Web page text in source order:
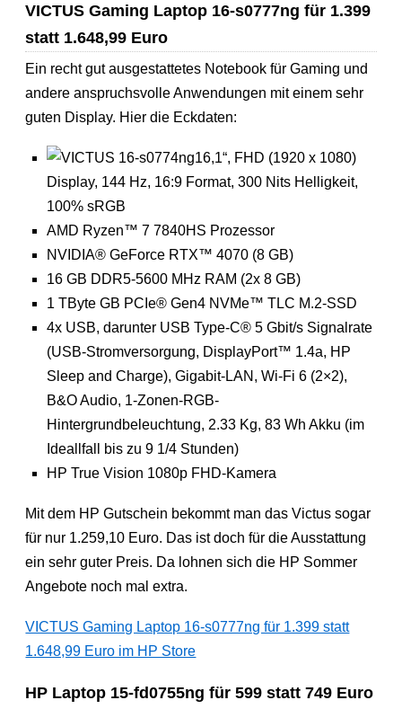
VICTUS Gaming Laptop 16-s0777ng für 1.399
statt 1.648,99 Euro
Ein recht gut ausgestattetes Notebook für Gaming und
andere anspruchsvolle Anwendungen mit einem sehr
guten Display. Hier die Eckdaten:
16,1“, FHD (1920 x 1080)
Display, 144 Hz, 16:9 Format, 300 Nits Helligkeit,
100% sRGB
AMD Ryzen™ 7 7840HS Prozessor
NVIDIA® GeForce RTX™ 4070 (8 GB)
16 GB DDR5-5600 MHz RAM (2x 8 GB)
1 TByte GB PCIe® Gen4 NVMe™ TLC M.2-SSD
4x USB, darunter USB Type-C® 5 Gbit/s Signalrate
(USB-Stromversorgung, DisplayPort™ 1.4a, HP
Sleep and Charge), Gigabit-LAN, Wi-Fi 6 (2×2),
B&O Audio, 1-Zonen-RGB-
Hintergrundbeleuchtung, 2.33 Kg, 83 Wh Akku (im
Ideallfall bis zu 9 1/4 Stunden)
HP True Vision 1080p FHD-Kamera
Mit dem HP Gutschein bekommt man das Victus sogar
für nur 1.259,10 Euro. Das ist doch für die Ausstattung
ein sehr guter Preis. Da lohnen sich die HP Sommer
Angebote noch mal extra.
VICTUS Gaming Laptop 16-s0777ng für 1.399 statt
1.648,99 Euro im HP Store
HP Laptop 15-fd0755ng für 599 statt 749 Euro